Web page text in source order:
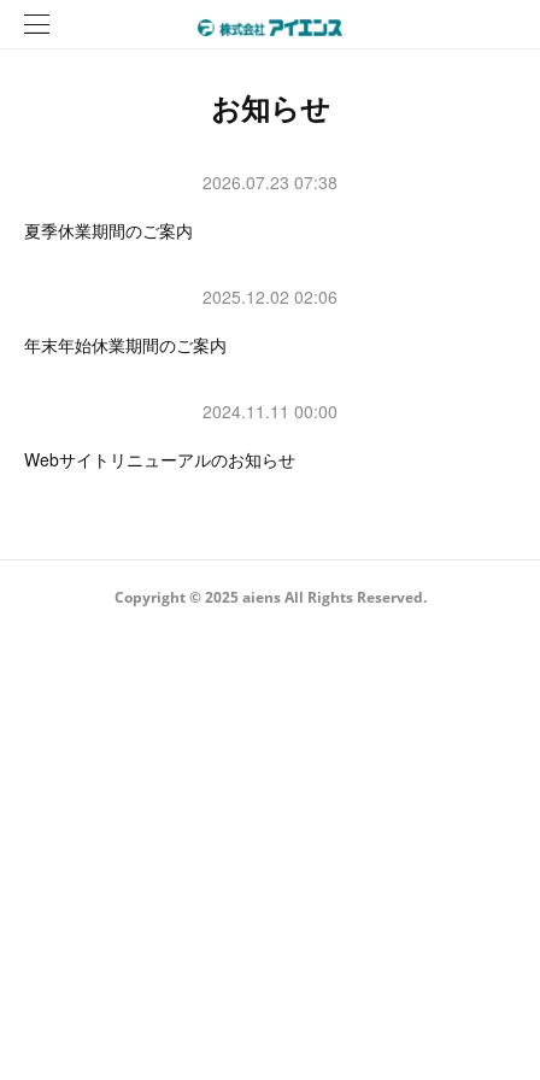
お知らせ
2026.07.23 07:38
夏季休業期間のご案内
2025.12.02 02:06
年末年始休業期間のご案内
2024.11.11 00:00
Webサイトリニューアルのお知らせ
Copyright © 2025 aiens All Rights Reserved.